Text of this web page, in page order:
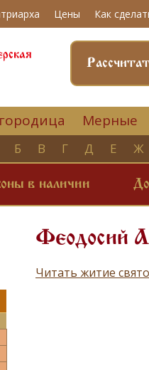
Цены Как
Мерные
Б В Г Д Е Ж
в наличии
Феодосий
Читать житие